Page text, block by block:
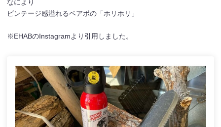
なにより
ビンテージ感溢れるベアボの「ホリホリ」
※EHABのInstagramより引用しました。